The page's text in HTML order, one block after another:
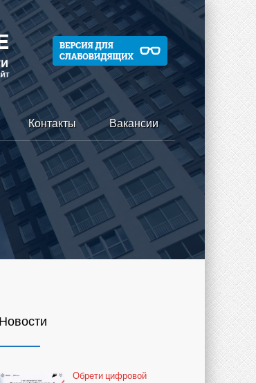
Контакты Вакансии
Новости
Обрети цифровой